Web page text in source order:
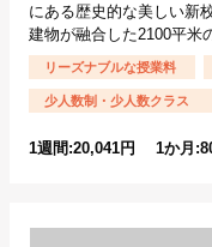
にある歴史的な美しい新
建物が融合した2100平米
リーズナブルな授業料
少人数制・少人数クラス
1週間:20,041円 1か月